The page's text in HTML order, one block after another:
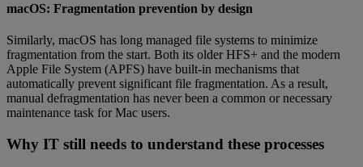
macOS: Fragmentation prevention by design
Similarly, macOS has long managed file systems to minimize
fragmentation from the start. Both its older HFS+ and the modern
Apple File System (APFS) have built-in mechanisms that
automatically prevent significant file fragmentation. As a result,
manual defragmentation has never been a common or necessary
maintenance task for Mac users.
Why IT still needs to understand these processes